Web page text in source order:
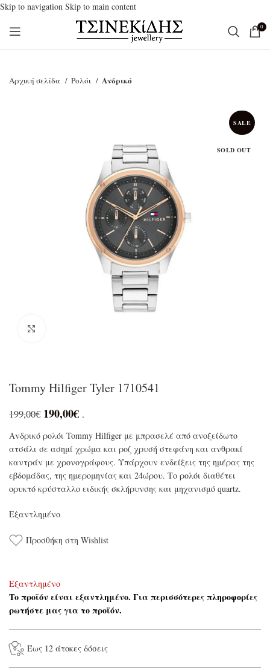
Skip to navigation Skip to main content
0
Αρχική σελίδα Ρολόι Ανδρικό
SALE
SOLD OUT
Tommy Hilfiger Tyler 1710541
199,00€ 190,00€ .
Ανδρικό ρολόι Tommy Hilfiger με μπρασελέ από ανοξείδωτο
ατσάλι σε ασημί χρώμα και ροζ χρυσή στεφάνη και ανθρακί
καντράν με χρονογράφους. Υπάρχουν ενδείξεις της ημέρας της
εβδομάδας, της ημερομηνίας και 24ώρου. Το ρολόι διαθέτει
ορυκτό κρύσταλλο ειδικής σκλήρυνσης και μηχανισμό quartz.
Εξαντλημένο
Προσθήκη στη Wishlist
Εξαντλημένο
Το προϊόν είναι εξαντλημένο. Για περισσότερες πληροφορίες
ρωτήστε μας για το προϊόν.
Έως 12 άτοκες δόσεις